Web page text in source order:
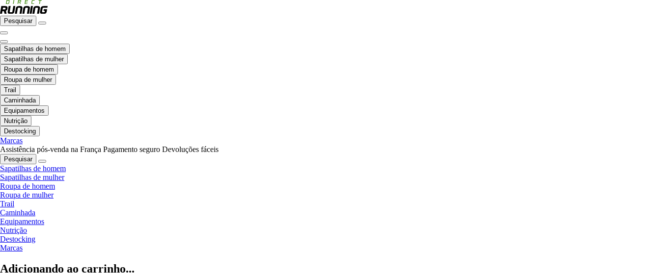
Pesquisar
Sapatilhas de homem
Sapatilhas de mulher
Roupa de homem
Roupa de mulher
Trail
Caminhada
Equipamentos
Nutrição
Destocking
Marcas
Assistência pós-venda na França Pagamento seguro Devoluções fáceis
Pesquisar
Sapatilhas de homem
Sapatilhas de mulher
Roupa de homem
Roupa de mulher
Trail
Caminhada
Equipamentos
Nutrição
Destocking
Marcas
Adicionando ao carrinho...